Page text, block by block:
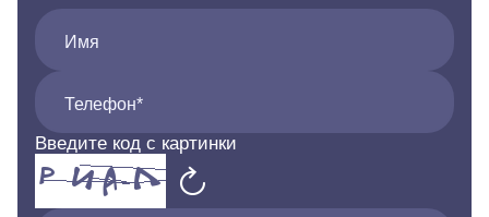
Имя
Телефон*
Введите код с картинки